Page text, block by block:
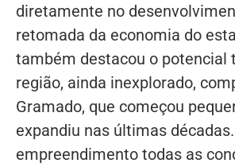
diretamente no
retomada da economia do
também destacou o potencial
região, ainda inexplorado,
Gramado, que começou
expandiu nas últimas
empreendimento todas as